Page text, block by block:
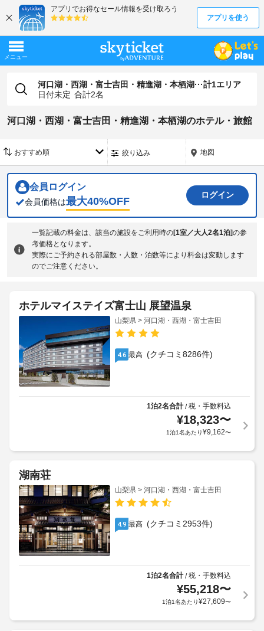
河口湖・西湖・富士吉田・精進湖・本栖湖···計1エリア
日付未定 合計2名
河口湖・西湖・富士吉田・精進湖・本栖湖のホテル・旅館
絞り込み 地図
会員ログイン
会員価格は最大40%OFF
ログイン
一覧記載の料金は、該当の施設をご利用時の[1室／大人2名1泊]の参
考価格となります。
実際にご予約される部屋数・人数・泊数等により料金は変動します
のでご注意ください。
ホテルマイステイズ富士山 展望温泉
山梨県 > 河口湖・西湖・富士吉田
4.6 最高 (クチコミ8286件)
1泊2名合計/税・手数料込
¥18,323〜
1泊1名あたり¥9,162〜
湖南荘
山梨県 > 河口湖・西湖・富士吉田
4.9 最高 (クチコミ2953件)
1泊2名合計/税・手数料込
¥55,218〜
1泊1名あたり¥27,609〜